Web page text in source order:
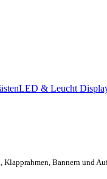
LED & Leucht
Klapprahmen, Bannern und